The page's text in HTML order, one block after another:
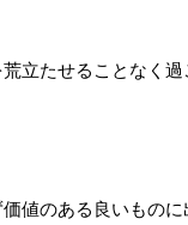
立たせることなく
値のある良いもの